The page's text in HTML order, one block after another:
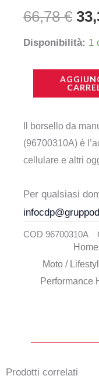
66,78€ Il
Disponibilità: 1
Borsello
Manubrio
Ducati
Hypermotard
Multistrada
96700310A
quantità
Il borsello da
(96700310A) è
cellulare e altri
Per qualsiasi
COD 96700310A
Home
Moto/
Performance
Prodotti correlati